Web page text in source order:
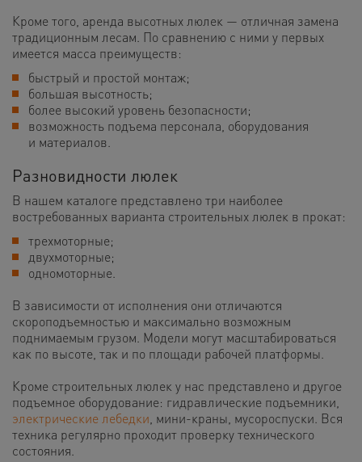
Кроме того, аренда высотных люлек — отличная замена
традиционным лесам. По сравнению с ними у первых
имеется масса преимуществ:
быстрый и простой монтаж;
большая высотность;
более высокий уровень безопасности;
возможность подъема персонала, оборудования
и материалов.
Разновидности люлек
В нашем каталоге представлено три наиболее
востребованных варианта строительных люлек в прокат:
трехмоторные;
двухмоторные;
одномоторные.
В зависимости от исполнения они отличаются
скороподъемностью и максимально возможным
поднимаемым грузом. Модели могут масштабироваться
как по высоте, так и по площади рабочей платформы.
Кроме строительных люлек у нас представлено и другое
подъемное оборудование: гидравлические подъемники,
электрические лебедки , мини-краны, мусороспуски. Вся
техника регулярно проходит проверку технического
состояния.